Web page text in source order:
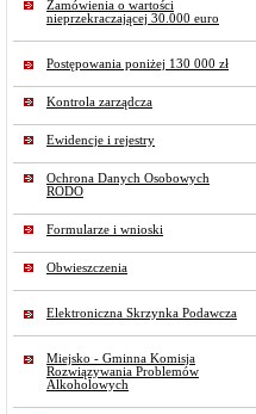
Zamówienia o wartości
nieprzekraczającej 30.000 euro
Postępowania poniżej 130 000 zł
Kontrola zarządcza
Ewidencje i rejestry
Ochrona Danych Osobowych
RODO
Formularze i wnioski
Obwieszczenia
Elektroniczna Skrzynka Podawcza
Miejsko - Gminna Komisja
Rozwiązywania Problemów
Alkoholowych